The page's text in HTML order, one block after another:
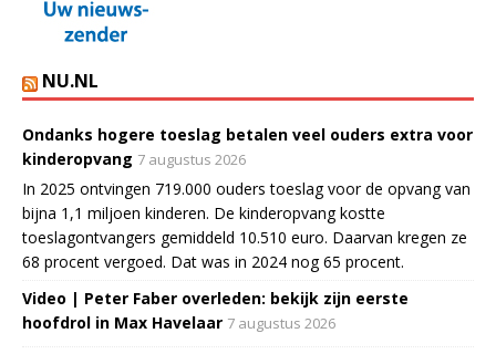
NU.NL
Ondanks hogere toeslag betalen veel ouders extra voor
kinderopvang 7 augustus 2026
In 2025 ontvingen 719.000 ouders toeslag voor de opvang van
bijna 1,1 miljoen kinderen. De kinderopvang kostte
toeslagontvangers gemiddeld 10.510 euro. Daarvan kregen ze
68 procent vergoed. Dat was in 2024 nog 65 procent.
Video | Peter Faber overleden: bekijk zijn eerste
hoofdrol in Max Havelaar 7 augustus 2026